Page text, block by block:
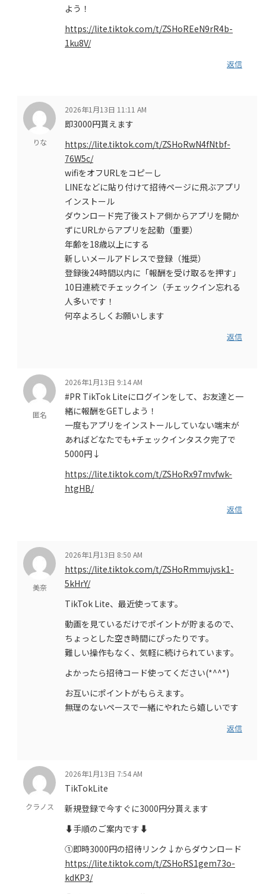
よう！
https://lite.tiktok.com/t/ZSHoREeN9rR4b-
1ku8V/
返信
りな
2026年1月13日 11:11 AM
即3000円貰えます
https://lite.tiktok.com/t/ZSHoRwN4fNtbf-
76W5c/
wifiをオフURLをコピーし
LINEなどに貼り付けて招待ページに飛ぶアプリ
インストール
ダウンロード完了後ストア側からアプリを開か
ずにURLからアプリを起動（重要）
年齢を18歳以上にする
新しいメールアドレスで登録（推奨）
登録後24時間以内に「報酬を受け取るを押す」
10日連続でチェックイン（チェックイン忘れる
人多いです！
何卒よろしくお願いします
返信
匿名
2026年1月13日 9:14 AM
#PR TikTok Liteにログインをして、お友達と一
緒に報酬をGETしよう！
一度もアプリをインストールしていない端末が
あればどなたでも+チェックインタスク完了で
5000円↓
https://lite.tiktok.com/t/ZSHoRx97mvfwk-
htgHB/
返信
美奈
2026年1月13日 8:50 AM
https://lite.tiktok.com/t/ZSHoRmmujvsk1-
5kHrY/
TikTok Lite、最近使ってます。
動画を見ているだけでポイントが貯まるので、
ちょっとした空き時間にぴったりです。
難しい操作もなく、気軽に続けられています。
よかったら招待コード使ってください(*^^*)
お互いにポイントがもらえます。
無理のないペースで一緒にやれたら嬉しいです
返信
クラノス
2026年1月13日 7:54 AM
TikTokLite
新規登録で今すぐに3000円分貰えます
⬇️手順のご案内です⬇️
①即時3000円の招待リンク↓からダウンロード
https://lite.tiktok.com/t/ZSHoRS1gem73o-
kdKP3/